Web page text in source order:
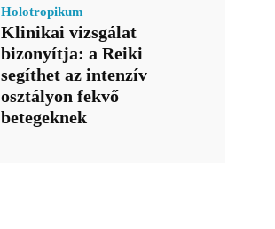
Holotropikum
Klinikai vizsgálat
bizonyítja: a Reiki
segíthet az intenzív
osztályon fekvő
betegeknek